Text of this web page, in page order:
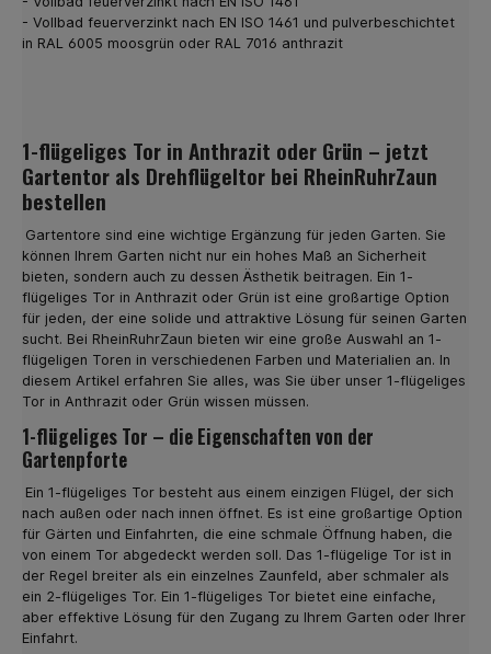
installieren Sie die Doppelstabmatten auf einfache
Weise. Darum lohnt es sich, Zaunmatten in Grün zu
kaufen Grün ist die Farbe der Natur. Somit passt ein
Sie beide Varianten und können sich leicht für eine der
beiden Optionen entscheiden. Dabei steht es Ihnen frei,
sich für eine bestimmte Höhe der Zaun-Matten zu
entscheiden. Bei uns kaufen Sie Zaunmatten zwischen
630 und 2030 mm Höhe. Ein weiteres, wichtiges Detail ist
die Drahtstärke. In unserem Shop sind
Doppelstabmatten in zwei Varianten erhältlich: 6-5-6 und
8-6-8. Sie wählen also die Zaun Matten für Ihre
individuellen Bedürfnisse aus. Günstig Zaunmatten in
Anthrazit online kaufen Zaunmatten sind eine sinnvolle
Investition in die Zukunft. Einmal aufgebaut, verbleibt der
Zaun für die nächsten Jahre an Ort und Stelle. Sie
genießen zum einen hohe Sicherheit vor unerwünschten
Gästen, zum anderen haben Sie keine weiteren Kosten
zu erwarten. Das moderne und gleichzeitig elegante
Design unsere Doppelstabmatten wirkt ansprechend
schön und passt zum Stil Ihres Hauses. Sie bestellen je
nach Größe Ihres Grundstücks die Anzahl der
gewünschten Zaunmatten in der Farbe Grün oder
Anthrazit. Viele unserer Kunden sind über das sehr gute
Preis- Leistungsverhältnis unserer Doppelstabmatten
zufrieden. Als Beispiel sei die Premiumvariante von 6-5-6
genannt. Hier haben die Zaun Matten eine
Maschenweite von 5 x 20 cm, die waagerechten Stäbe
sind 2 x6 mm, senkrecht 5 mm. Die einzelne
- Vollbad feuerverzinkt nach EN ISO 1461 und pulverbeschichtet
in RAL 6005 moosgrün oder RAL 7016 anthrazit
1-flügeliges Tor in Anthrazit oder Grün – jetzt
Gartentor als Drehflügeltor bei RheinRuhrZaun
bestellen
Gartentore sind eine wichtige Ergänzung für jeden Garten. Sie
können Ihrem Garten nicht nur ein hohes Maß an Sicherheit
bieten, sondern auch zu dessen Ästhetik beitragen. Ein 1-
flügeliges Tor in Anthrazit oder Grün ist eine großartige Option
für jeden, der eine solide und attraktive Lösung für seinen Garten
sucht. Bei RheinRuhrZaun bieten wir eine große Auswahl an 1-
flügeligen Toren in verschiedenen Farben und Materialien an. In
diesem Artikel erfahren Sie alles, was Sie über unser 1-flügeliges
Tor in Anthrazit oder Grün wissen müssen.
1-flügeliges Tor – die Eigenschaften von der
Gartenpforte
Ein 1-flügeliges Tor besteht aus einem einzigen Flügel, der sich
nach außen oder nach innen öffnet. Es ist eine großartige Option
für Gärten und Einfahrten, die eine schmale Öffnung haben, die
von einem Tor abgedeckt werden soll. Das 1-flügelige Tor ist in
der Regel breiter als ein einzelnes Zaunfeld, aber schmaler als
ein 2-flügeliges Tor. Ein 1-flügeliges Tor bietet eine einfache,
aber effektive Lösung für den Zugang zu Ihrem Garten oder Ihrer
Einfahrt.